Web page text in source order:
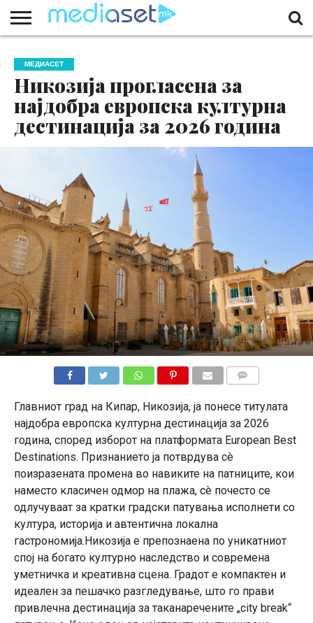
НАС
КОНТАКТ
МАРКЕТИНГ
ПОЧЕТНА
МЕДИАСЕТ
Никозија прогласена за
најдобра европска културна
дестинација за 2026 година
Главниот град на Кипар, Никозија, ја понесе титулата
најдобра европска културна дестинација за 2026
година, според изборот на платформата European Best
Destinations. Признанието ја потврдува сè
поизразената промена во навиките на патниците, кои
наместо класичен одмор на плажа, сè почесто се
одлучуваат за кратки градски патувања исполнети со
култура, историја и автентична локална
гастрономија.Никозија е препознаена по уникатниот
спој на богато културно наследство и современа
уметничка и креативна сцена. Градот е компактен и
идеален за пешачко разгледување, што го прави
привлечна дестинација за таканаречените „city break“